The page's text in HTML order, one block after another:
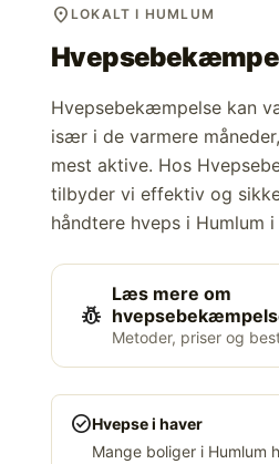
location_on LOKALT I HUMLUM
Hvepsebekæmpelse kan
især i de varmere
mest aktive. Hos
tilbyder vi effektiv og
håndtere hveps i Humlum i
pest_control
Læs mere om
Metoder, priser og
check_circleHvepse i haver
Mange boliger i Humlum